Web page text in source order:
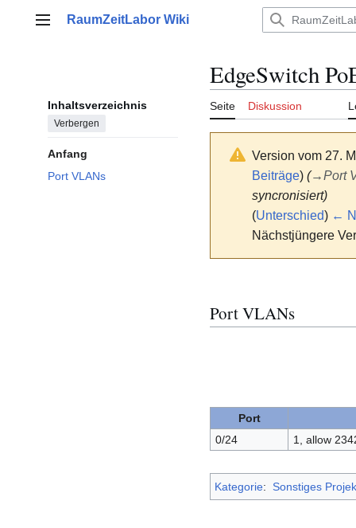
Hauptmenü
RaumZeitLabor Wiki
Inhaltsverzeichnis
Verbergen
Anfang
Port VLANs
EdgeSwitch
Seite Diskussion
Version vom 27.
Beiträge) (→Port
syncronisiert)
(Unterschied) ←
Nächstjüngere
Port VLANs
Port
0/24
1, allow
Kategorie: Sonstiges